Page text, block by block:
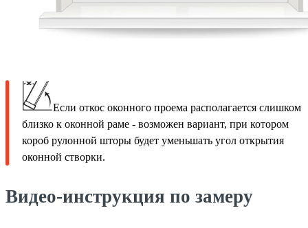
Если откос оконного проема располагается слишком
близко к оконной раме - возможен вариант, при котором
короб рулонной шторы будет уменьшать угол открытия
оконной створки.
Видео-инструкция по замеру